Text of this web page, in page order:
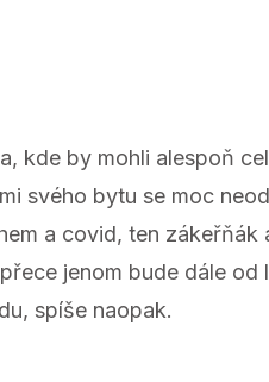
kde by mohli alespoň
svého bytu se moc
a covid, ten
jenom bude dále
spíše naopak.